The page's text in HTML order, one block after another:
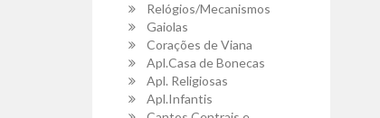
Relógios/Mecanismos
Gaiolas
Corações de Viana
Apl.Casa de Bonecas
Apl. Religiosas
Apl.Infantis